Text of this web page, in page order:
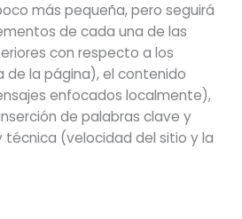
más pequeña, pero seguirá
de cada una de las
con respecto a los
de la página), el contenido
enfocados localmente),
de palabras clave y
técnica (velocidad del sitio y la